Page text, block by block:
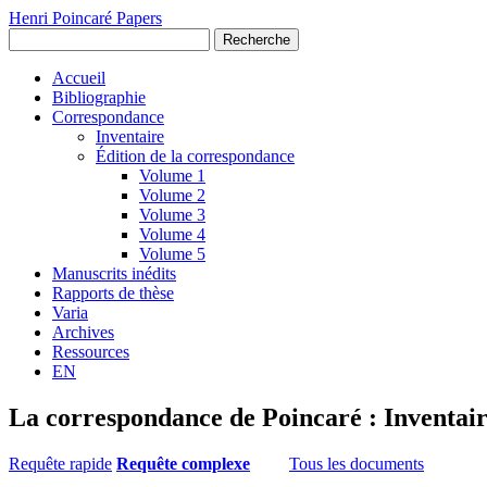
Henri Poincaré Papers
Recherche
Accueil
Bibliographie
Correspondance
Inventaire
Édition de la correspondance
Volume 1
Volume 2
Volume 3
Volume 4
Volume 5
Manuscrits inédits
Rapports de thèse
Varia
Archives
Ressources
EN
La correspondance de Poincaré :
Requête rapide Requête complexe Tous les documents